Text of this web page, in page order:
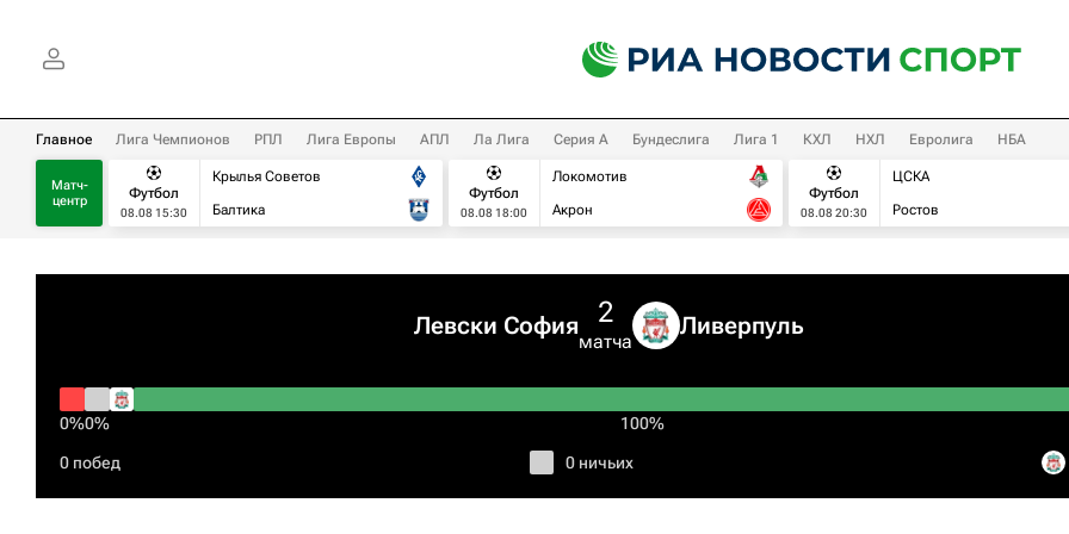
Главное Лига Чемпионов РПЛ Лига Европы АПЛ Ла Лига Серия А Бундеслига Лига 1 КХЛ НХЛ Евролига НБА
Матч-
центр
Футбол
08.08 15:30
Крылья Советов
Балтика
Футбол
08.08 18:00
Локомотив
Акрон
Футбол
08.08 20:30
ЦСКА
Ростов
Левски София 2
матча
Ливерпуль
0%0% 100%
0 побед 0 ничьих